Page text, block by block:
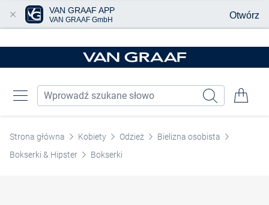
Strona główna Kobiety Odzież
Bielizna osobista
Bokserki & Hipster
Bokserki
VAN GRAAF APP
VAN GRAAF GmbH Otwórz